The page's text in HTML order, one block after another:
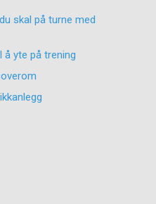
skal på turne med
å yte på trening